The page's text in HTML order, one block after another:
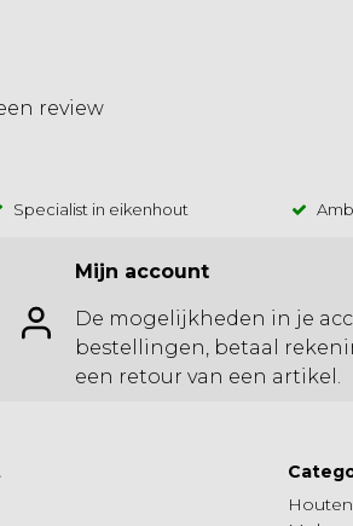
review
Specialist in eikenhout
Mijn account
De mogelijkheden in je
bestellingen, betaal
een retour van een artikel.